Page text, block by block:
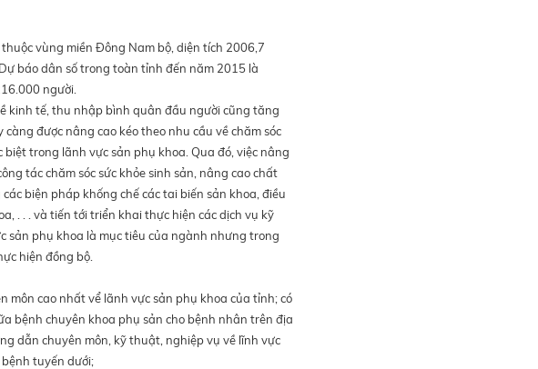
vùng miền Đông Nam bộ, diện tích 2006,7
báo dân số trong toàn tỉnh đến năm 2015 là
người.
kinh tế, thu nhập bình quân đầu người cũng tăng
được nâng cao kéo theo nhu cầu về chăm sóc
trong lãnh vực sản phụ khoa. Qua đó, việc nâng
tác chăm sóc sức khỏe sinh sản, nâng cao chất
biện pháp khống chế các tai biến sản khoa, điều
. . . và tiến tới triển khai thực hiện các dịch vụ kỹ
sản phụ khoa là mục tiêu của ngành nhưng trong
hiện đồng bộ.
môn cao nhất vể lãnh vực sản phụ khoa của tỉnh; có
bệnh chuyên khoa phụ sản cho bệnh nhân trên địa
dẫn chuyên môn, kỹ thuật, nghiệp vụ về lĩnh vực
bệnh tuyến dưới;